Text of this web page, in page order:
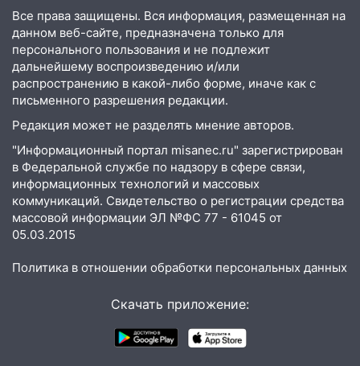
14:12 Куда жаловаться ульяновцам на
упавшее дерево или затопленную улицу
после непогоды
13:59 В Новом городе ураганным
ветром сорвало опалубку со
строящегося дома
13:54
В мэрии Ульяновска рассказали,
как устраняют последствия мощного
шторма
13:49 Стихия продолжает крушить
Ульяновск: дерево рухнуло на дом на
Орджоникидзе
13:47
На Нижней Террасе мощным
СТО на проспекте Созидателей
Все права защищены. Вся информация, размещенная на
данном веб-сайте, предназначена только для
персонального пользования и не подлежит
дальнейшему воспроизведению и/или
распространению в какой-либо форме, иначе как с
письменного разрешения редакции.
Редакция может не разделять мнение авторов.
"Информационный портал misanec.ru" зарегистрирован
в Федеральной службе по надзору в сфере связи,
информационных технологий и массовых
коммуникаций. Свидетельство о регистрации средства
массовой информации ЭЛ №ФС 77 - 61045 от
05.03.2015
Политика в отношении обработки персональных данных
Скачать приложение: